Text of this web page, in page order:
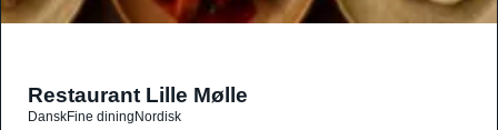
Restaurant Lille Mølle
DanskFine diningNordisk